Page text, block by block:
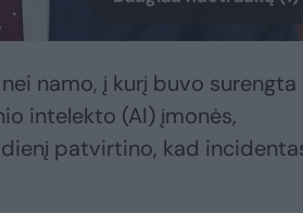
namo, į kurį buvo surengta
intelekto (AI) įmonės,
patvirtino, kad